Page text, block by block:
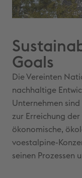
Goals
Die Vereinten
nachhaltige
Unternehmen
zur Erreichung der
ökonomische,
voestalpine-
seinen Prozessen